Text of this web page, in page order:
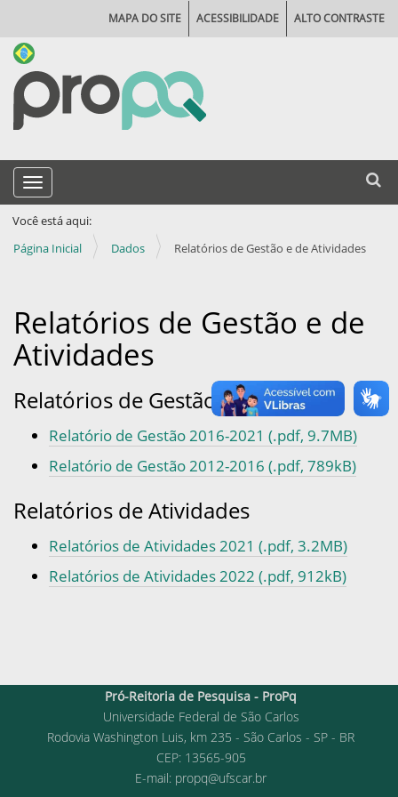
Busca
MAPA DO SITE ACESSIBILIDADE ALTO CONTRASTE
Toggle navigation
Você está aqui:
Página Inicial
Dados Relatórios de Gestão e de Atividades
Relatórios de Gestão e de
Atividades
Relatórios de Gestão
Relatório de Gestão 2016-2021 (.pdf, 9.7MB)
Relatório de Gestão 2012-2016 (.pdf, 789kB)
Relatórios de Atividades
Relatórios de Atividades 2021 (.pdf, 3.2MB)
Relatórios de Atividades 2022 (.pdf, 912kB)
Pró-Reitoria de Pesquisa - ProPq
Universidade Federal de São Carlos
Rodovia Washington Luis, km 235 - São Carlos - SP - BR
CEP: 13565-905
E-mail: propq@ufscar.br